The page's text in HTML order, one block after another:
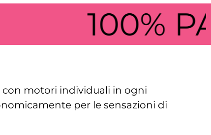
100%
con motori individuali in ogni
per le sensazioni di